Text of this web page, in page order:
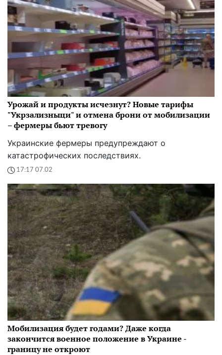
Урожай и продукты исчезнут? Новые тарифы
"Укрзализныци" и отмена брони от мобилизации
– фермеры бьют тревогу
Украинские фермеры предупреждают о
катастрофических последствиях.
17:17 07.02
Мобилизация будет годами? Даже когда
закончится военное положение в Украине -
границу не откроют